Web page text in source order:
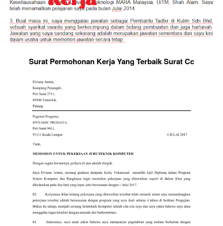
Surat Permohonan Kerja Yang Terbaik Surat Cc